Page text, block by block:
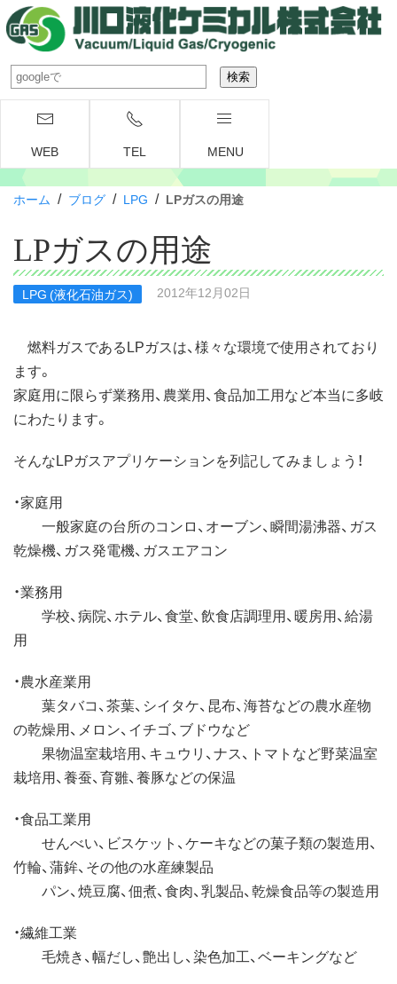
WEB TEL MENU
ホーム / ブログ / LPG / LPガスの用途
LPガスの用途
LPG (液化石油ガス) 2012年12月02日
燃料ガスであるLPガスは、様々な環境で使用されており
ます。
家庭用に限らず業務用、農業用、食品加工用など本当に多岐
にわたります。
そんなLPガスアプリケーションを列記してみましょう！
・家庭用
一般家庭の台所のコンロ、オーブン、瞬間湯沸器、ガス
乾燥機、ガス発電機、ガスエアコン
・業務用
学校、病院、ホテル、食堂、飲食店調理用、暖房用、給湯
用
・農水産業用
葉タバコ、茶葉、シイタケ、昆布、海苔などの農水産物
の乾燥用、メロン、イチゴ、ブドウなど
果物温室栽培用、キュウリ、ナス、トマトなど野菜温室
栽培用、養蚕、育雛、養豚などの保温
・食品工業用
せんべい、ビスケット、ケーキなどの菓子類の製造用、
竹輪、蒲鉾、その他の水産練製品
パン、焼豆腐、佃煮、食肉、乳製品、乾燥食品等の製造用
・繊維工業
毛焼き、幅だし、艶出し、染色加工、ベーキングなど